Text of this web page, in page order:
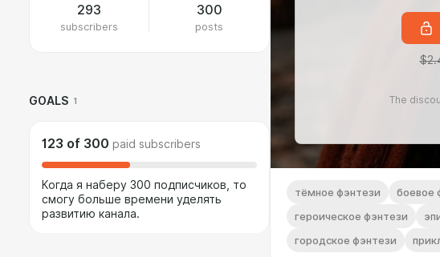
293
subscribers
300
posts
GOALS 1
123 of 300 paid subscribers
Когда я наберу 300 подписчиков, то
смогу больше времени уделять
развитию канала.
The
тёмное фэнтези боевое
героическое фэнтези
городское фэнтези